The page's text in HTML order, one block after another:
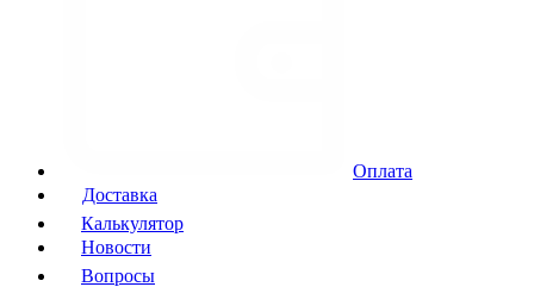
Оплата
Доставка
Калькулятор
Новости
Вопросы